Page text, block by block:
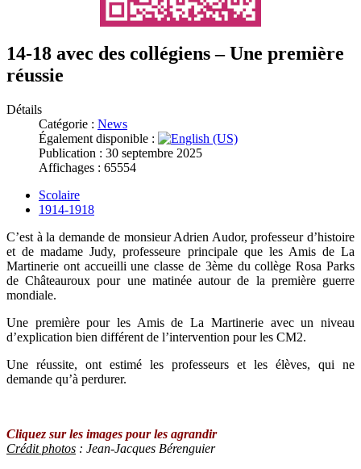
14-18 avec des collégiens – Une première
réussie
Détails
Catégorie : News
Également disponible :
Publication : 30 septembre 2025
Affichages : 65554
Scolaire
1914-1918
C’est à la demande de monsieur Adrien Audor, professeur d’histoire
et de madame Judy, professeure principale que les Amis de La
Martinerie ont accueilli une classe de 3ème du collège Rosa Parks
de Châteauroux pour une matinée autour de la première guerre
mondiale.
Une première pour les Amis de La Martinerie avec un niveau
d’explication bien différent de l’intervention pour les CM2.
Une réussite, ont estimé les professeurs et les élèves, qui ne
demande qu’à perdurer.
Cliquez sur les images pour les agrandir
Crédit photos : Jean-Jacques Bérenguier